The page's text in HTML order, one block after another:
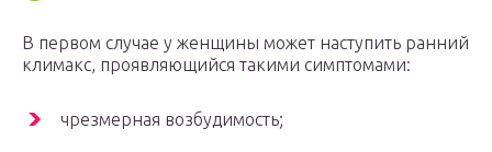
В первом случае у женщины может наступить ранний
климакс, проявляющийся такими симптомами:
чрезмерная возбудимость;